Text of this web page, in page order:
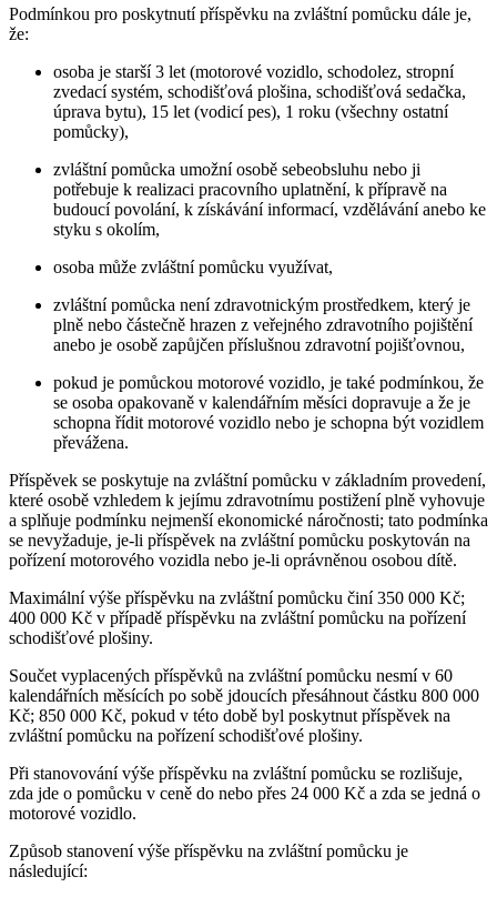
Podmínkou pro poskytnutí příspěvku na zvláštní pomůcku dále je,
že:
osoba je starší 3 let (motorové vozidlo, schodolez, stropní
zvedací systém, schodišťová plošina, schodišťová sedačka,
úprava bytu), 15 let (vodicí pes), 1 roku (všechny ostatní
pomůcky),
zvláštní pomůcka umožní osobě sebeobsluhu nebo ji
potřebuje k realizaci pracovního uplatnění, k přípravě na
budoucí povolání, k získávání informací, vzdělávání anebo ke
styku s okolím,
osoba může zvláštní pomůcku využívat,
zvláštní pomůcka není zdravotnickým prostředkem, který je
plně nebo částečně hrazen z veřejného zdravotního pojištění
anebo je osobě zapůjčen příslušnou zdravotní pojišťovnou,
pokud je pomůckou motorové vozidlo, je také podmínkou, že
se osoba opakovaně v kalendářním měsíci dopravuje a že je
schopna řídit motorové vozidlo nebo je schopna být vozidlem
převážena.
Příspěvek se poskytuje na zvláštní pomůcku v základním provedení,
které osobě vzhledem k jejímu zdravotnímu postižení plně vyhovuje
a splňuje podmínku nejmenší ekonomické náročnosti; tato podmínka
se nevyžaduje, je-li příspěvek na zvláštní pomůcku poskytován na
pořízení motorového vozidla nebo je-li oprávněnou osobou dítě.
Maximální výše příspěvku na zvláštní pomůcku činí 350 000 Kč;
400 000 Kč v případě příspěvku na zvláštní pomůcku na pořízení
schodišťové plošiny.
Součet vyplacených příspěvků na zvláštní pomůcku nesmí v 60
kalendářních měsících po sobě jdoucích přesáhnout částku 800 000
Kč; 850 000 Kč, pokud v této době byl poskytnut příspěvek na
zvláštní pomůcku na pořízení schodišťové plošiny.
Při stanovování výše příspěvku na zvláštní pomůcku se rozlišuje,
zda jde o pomůcku v ceně do nebo přes 24 000 Kč a zda se jedná o
motorové vozidlo.
Způsob stanovení výše příspěvku na zvláštní pomůcku je
následující: